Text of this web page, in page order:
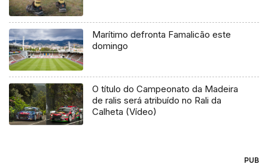
Marítimo defronta Famalicão este
domingo
O título do Campeonato da Madeira
de ralis será atribuído no Rali da
Calheta (Vídeo)
PUB